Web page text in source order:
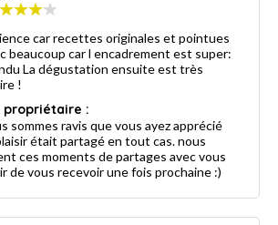
car recettes originales et pointues
beaucoup car l encadrement est super:
La dégustation ensuite est très
!
propriétaire :
sommes ravis que vous ayez apprécié
était partagé en tout cas. nous
ces moments de partages avec vous
de vous recevoir une fois prochaine :)